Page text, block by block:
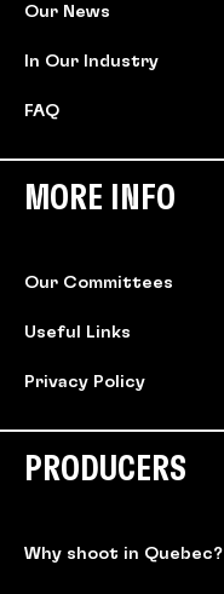
Our News
In Our Industry
FAQ
MORE INFO
Our Committees
Useful Links
Privacy Policy
PRODUCERS
Why shoot in Quebec?